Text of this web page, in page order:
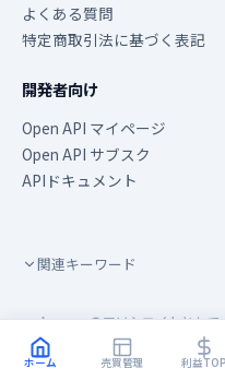
ホーム 売買管理 利益TOP
よくある質問
特定商取引法に基づく表記
開発者向け
Open API マイページ
Open API サブスク
APIドキュメント
関連キーワード
Amazonのアソシエイトとし
ます。本サイトはアフィ